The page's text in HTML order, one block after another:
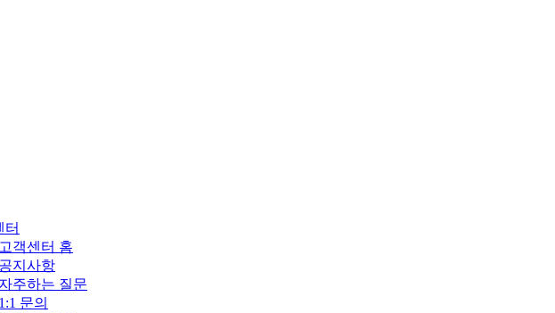
터
고객센터 홈
공지사항
자주하는 질문
1:1 문의